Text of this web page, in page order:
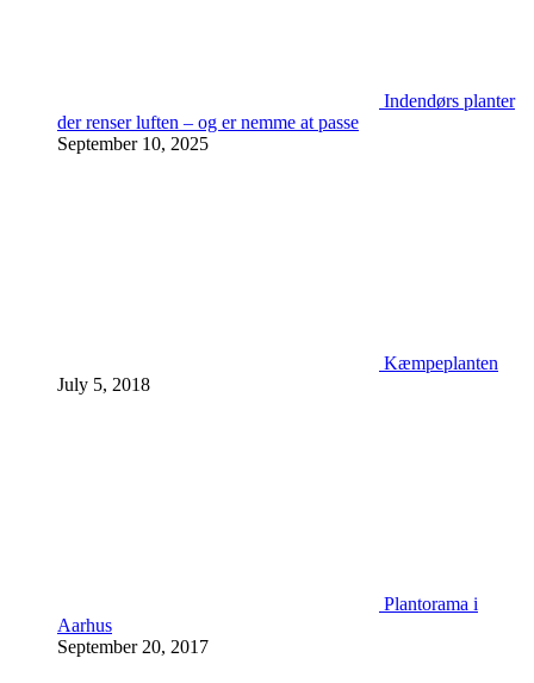
Indendørs planter
der renser luften – og er nemme at passe
September 10, 2025
Kæmpeplanten
July 5, 2018
Plantorama i
Aarhus
September 20, 2017